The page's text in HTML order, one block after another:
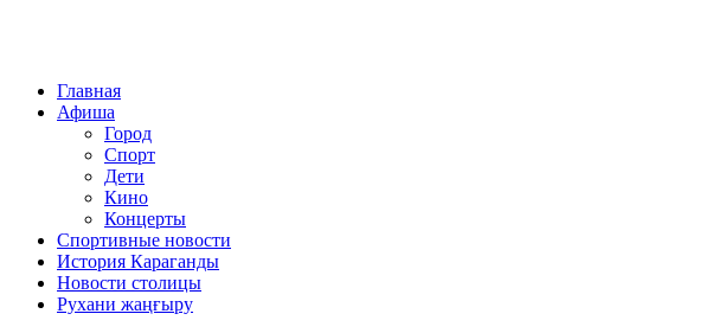
Главная
Афиша
Город
Спорт
Дети
Кино
Концерты
Спортивные новости
История Караганды
Новости столицы
Рухани жаңғыру